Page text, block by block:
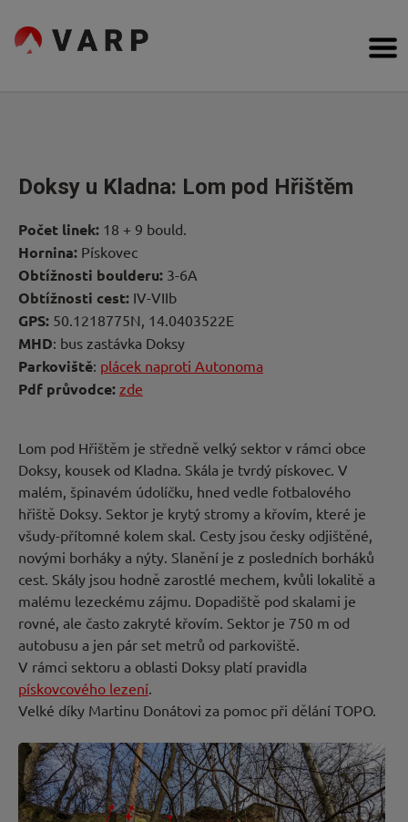
obsah
Inspirace
Komunita
Kdo
jsme
Forum
Obchod
Nová
cesta
Doksy u Kladna: Lom pod Hřištěm
Počet linek: 18 + 9 bould.
Hornina: Pískovec
Obtížnosti boulderu: 3-6A
Obtížnosti cest: IV-VIIb
GPS: 50.1218775N, 14.0403522E
MHD: bus zastávka Doksy
Parkoviště: plácek naproti Autonoma
Pdf průvodce: zde
Lom pod Hřištěm je středně velký sektor v rámci obce
Doksy, kousek od Kladna. Skála je tvrdý pískovec. V
malém, špinavém údolíčku, hned vedle fotbalového
hřiště Doksy. Sektor je krytý stromy a křovím, které je
všudy-přítomné kolem skal. Cesty jsou česky odjištěné,
novými borháky a nýty. Slanění je z posledních borháků
cest. Skály jsou hodně zarostlé mechem, kvůli lokalitě a
malému lezeckému zájmu. Dopadiště pod skalami je
rovné, ale často zakryté křovím. Sektor je 750 m od
autobusu a jen pár set metrů od parkoviště.
V rámci sektoru a oblasti Doksy platí pravidla
pískovcového lezení.
Velké díky Martinu Donátovi za pomoc při dělání TOPO.